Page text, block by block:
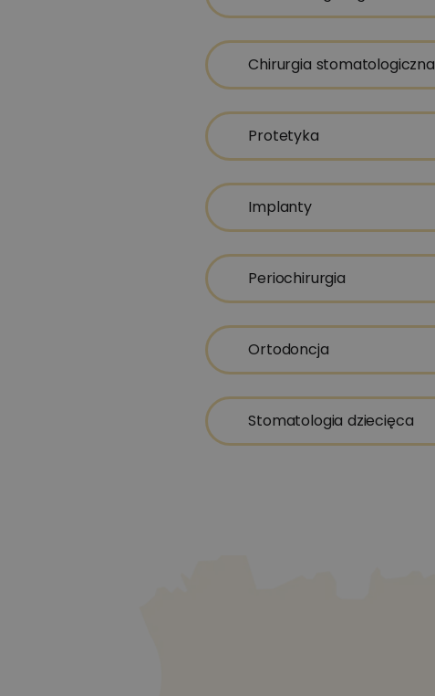
Chirurgia stomatologiczna
Protetyka
Implanty
Periochirurgia
Ortodoncja
Stomatologia dziecięca